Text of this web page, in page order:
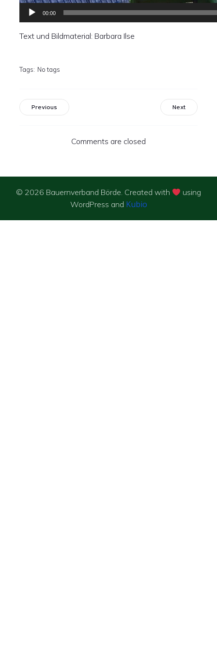
00:00
Text und Bildmaterial: Barbara Ilse
Tags: No tags
Previous Next
Comments are closed
© 2026 Bauernverband Börde. Created with
using
WordPress and Kubio